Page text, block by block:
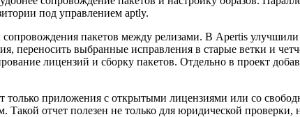
под управлением aptly.
пакетов между релизами. В Apertis
переносить выбранные исправления в старые ветки и
лицензий и сборку пакетов. Отдельно в проект
только приложения с открытыми лицензиями или со
отчет полезен не только для юридической